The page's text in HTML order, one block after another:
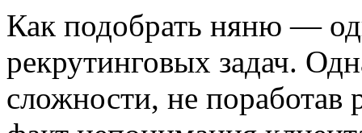
Как подобрать няню —
рекрутинговых задач.
сложности, не поработав